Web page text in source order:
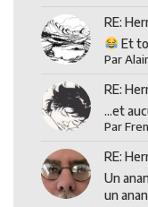
RE:
Et
Par
RE:
...et
Par
RE:
Un
un